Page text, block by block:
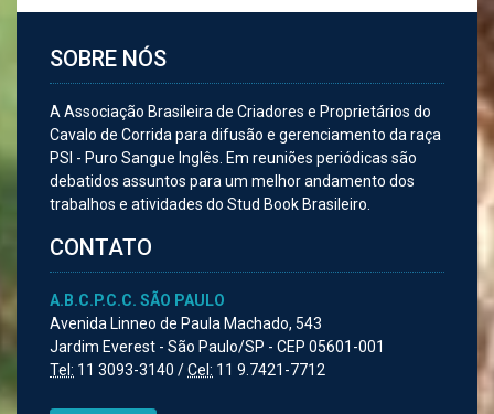
SOBRE NÓS
A Associação Brasileira de Criadores e Proprietários do
Cavalo de Corrida para difusão e gerenciamento da raça
PSI - Puro Sangue Inglês. Em reuniões periódicas são
debatidos assuntos para um melhor andamento dos
trabalhos e atividades do Stud Book Brasileiro.
CONTATO
A.B.C.P.C.C. SÃO PAULO
Avenida Linneo de Paula Machado, 543
Jardim Everest - São Paulo/SP - CEP 05601-001
Tel: 11 3093-3140 /Cel: 11 9.7421-7712